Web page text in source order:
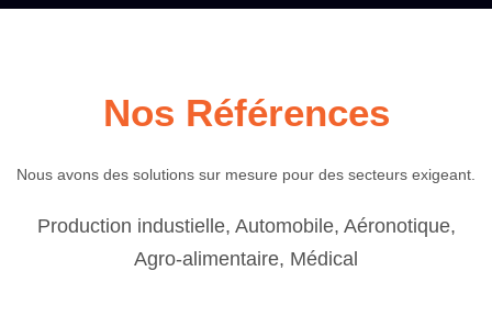
Nos Références
Nous avons des solutions sur mesure pour des secteurs exigeant.
Production industielle, Automobile, Aéronotique,
Agro-alimentaire, Médical